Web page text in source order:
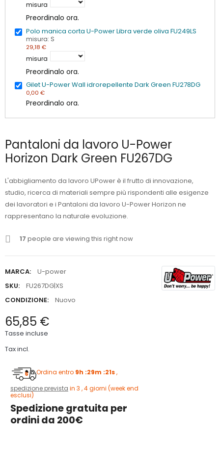
misura
Preordinalo ora.
Polo manica corta U-Power Libra verde oliva FU249LS
misura: S
29,18 €
misura
Preordinalo ora.
Gilet U-Power Wall idrorepellente Dark Green FU278DG
0,00 €
Preordinalo ora.
Pantaloni da lavoro U-Power
Horizon Dark Green FU267DG
L'abbigliamento da lavoro UPower è il frutto di innovazione,
studio, ricerca di materiali sempre più rispondenti alle esigenze
dei lavoratori e i Pantaloni da lavoro U-Power Horizon ne
rappresentano la naturale evoluzione.
17 people are viewing this right now
MARCA:
U-power
SKU:
FU267DG|XS
CONDIZIONE:
Nuovo
65,85 €
Tasse incluse
Tax incl.
Ordina entro 9h :29m :21s,
spedizione prevista in 3 , 4 giorni (week end
esclusi)
Spedizione gratuita per
ordini da 200€